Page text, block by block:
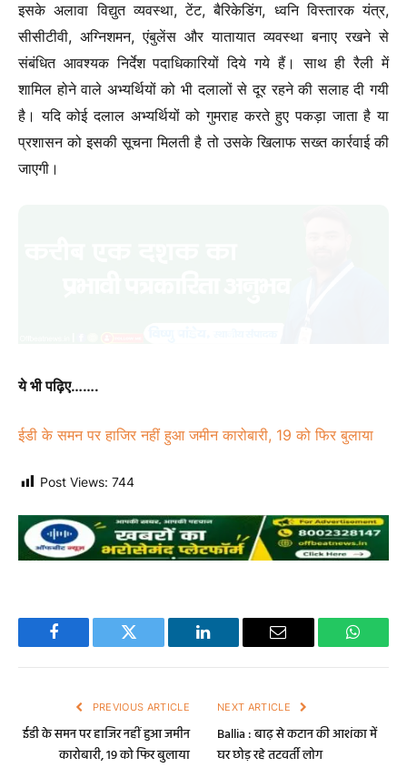
इसके अलावा विद्युत व्यवस्था, टेंट, बैरिकेडिंग, ध्वनि विस्तारक यंत्र,
सीसीटीवी, अग्निशमन, एंबुलेंस और यातायात व्यवस्था बनाए रखने से
संबंधित आवश्यक निर्देश पदाधिकारियों दिये गये हैं। साथ ही रैली में
शामिल होने वाले अभ्यर्थियों को भी दलालों से दूर रहने की सलाह दी गयी
है। यदि कोई दलाल अभ्यर्थियों को गुमराह करते हुए पकड़ा जाता है या
प्रशासन को इसकी सूचना मिलती है तो उसके खिलाफ सख्त कार्रवाई की
जाएगी।
ये भी पढ़िए…….
ईडी के समन पर हाजिर नहीं हुआ जमीन कारोबारी, 19 को फिर बुलाया
Post Views: 744
Facebook Twitter LinkedIn Email
PREVIOUS ARTICLE
ईडी के समन पर हाजिर नहीं हुआ जमीन
कारोबारी, 19 को फिर बुलाया
NEXT ARTICLE
Ballia : बाढ़ से कटान की आशंका में
घर छोड़ रहे तटवर्ती लोग